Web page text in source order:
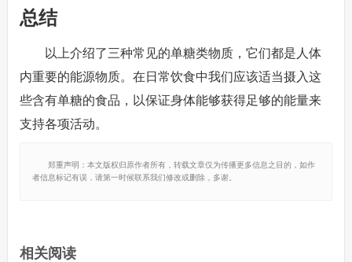
总结
以上介绍了三种常见的单糖类物质，它们都是人体
内重要的能源物质。在日常饮食中我们应该适当摄入这
些含有单糖的食品，以保证身体能够获得足够的能量来
支持各项活动。
郑重声明：本文版权归原作者所有，转载文章仅为传播更多信息之目的，如作
者信息标记有误，请第一时候联系我们修改或删除，多谢。
相关阅读